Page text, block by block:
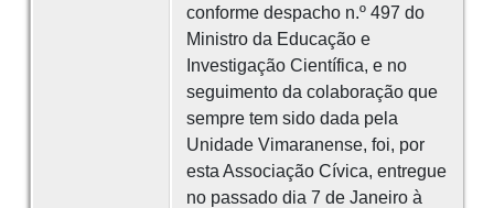
conforme despacho n.º 497 do
Ministro da Educação e
Investigação Científica, e no
seguimento da colaboração que
sempre tem sido dada pela
Unidade Vimaranense, foi, por
esta Associação Cívica, entregue
no passado dia 7 de Janeiro à